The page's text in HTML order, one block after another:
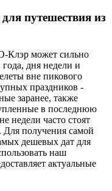
путешествия из
Клэр может сильно
года, дня недели и
вне пикового
праздников -
заранее, также
в последнюю
недели часто стоят
получения самой
дешевых дат для
наш
актуальные